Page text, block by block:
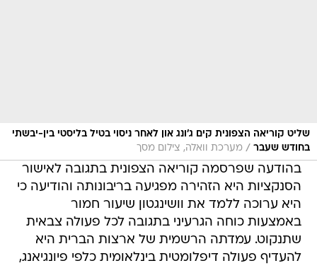
שליט קוריאה הצפונית קים ג'ונג און לאחר ניסוי בטיל בליסטי בין-יבשתי
בחודש שעבר / מערכת וואלה, צילום מסך
בהודעה שפרסמה קוריאה הצפונית בתגובה לאישור
הסנקציות היא הזהירה מפגיעה בריבונותה והודיעה כי
היא ערוכה ללמד את וושינגטון שיעור חמור
באמצעות כוחה הגרעיני בתגובה לכל פעולה צבאית
שתנקוט. עמדתה הרשמית של ארצות הברית היא
להעדיף פעולה דיפלומטית בינלאומית כלפי פיונגיאנג,